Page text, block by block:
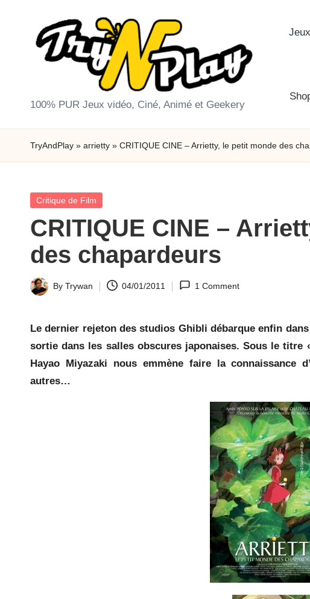
T
r
y
A
n
d
P
la
y.
c
o
100% PUR Jeux vidéo, Ciné, Animé et Geekery
TryAndPlay » arrietty » CRITIQUE CINE – Arrietty, le petit monde des
Posted
Critique de Film
CRITIQUE CINE –
des chapardeurs
Posted
By Trywan 04/01/2011 1 Comment
Le dernier rejeton des studios Ghibli débarque enfin
sortie dans les salles obscures japonaises. Sous le
Hayao Miyazaki nous emmène faire la connaissance
autres…